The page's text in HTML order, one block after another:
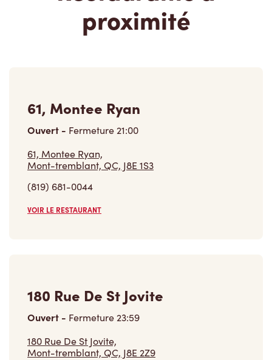
proximité
61, Montee Ryan
Ouvert - Fermeture21:00
61, Montee Ryan,
Mont-tremblant, QC, J8E 1S3
(819) 681-0044
VOIR LE RESTAURANT
180 Rue De St Jovite
Ouvert - Fermeture23:59
180 Rue De St Jovite,
Mont-tremblant, QC, J8E 2Z9